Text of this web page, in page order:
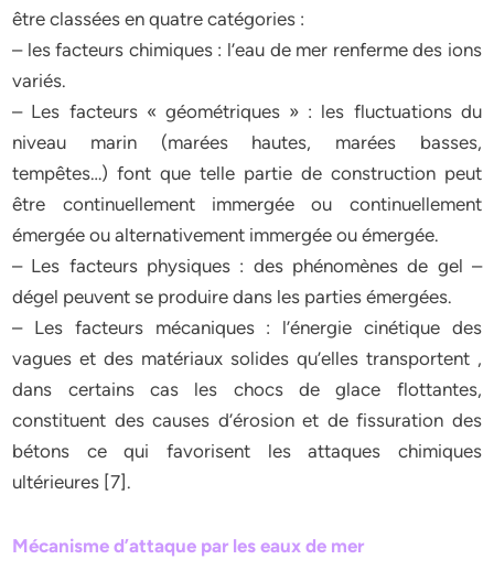
être classées en quatre catégories :
– les facteurs chimiques : l’eau de mer renferme des ions
variés.
– Les facteurs « géométriques » : les fluctuations du
niveau marin (marées hautes, marées basses,
tempêtes…) font que telle partie de construction peut
être continuellement immergée ou continuellement
émergée ou alternativement immergée ou émergée.
– Les facteurs physiques : des phénomènes de gel –
dégel peuvent se produire dans les parties émergées.
– Les facteurs mécaniques : l’énergie cinétique des
vagues et des matériaux solides qu’elles transportent ,
dans certains cas les chocs de glace flottantes,
constituent des causes d’érosion et de fissuration des
bétons ce qui favorisent les attaques chimiques
ultérieures [7].
Mécanisme d’attaque par les eaux de mer